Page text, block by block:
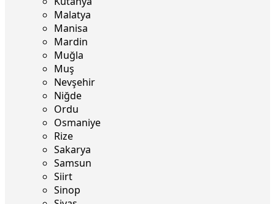
Malatya
Manisa
Mardin
Muğla
Muş
Nevşehir
Niğde
Ordu
Osmaniye
Rize
Sakarya
Samsun
Siirt
Sinop